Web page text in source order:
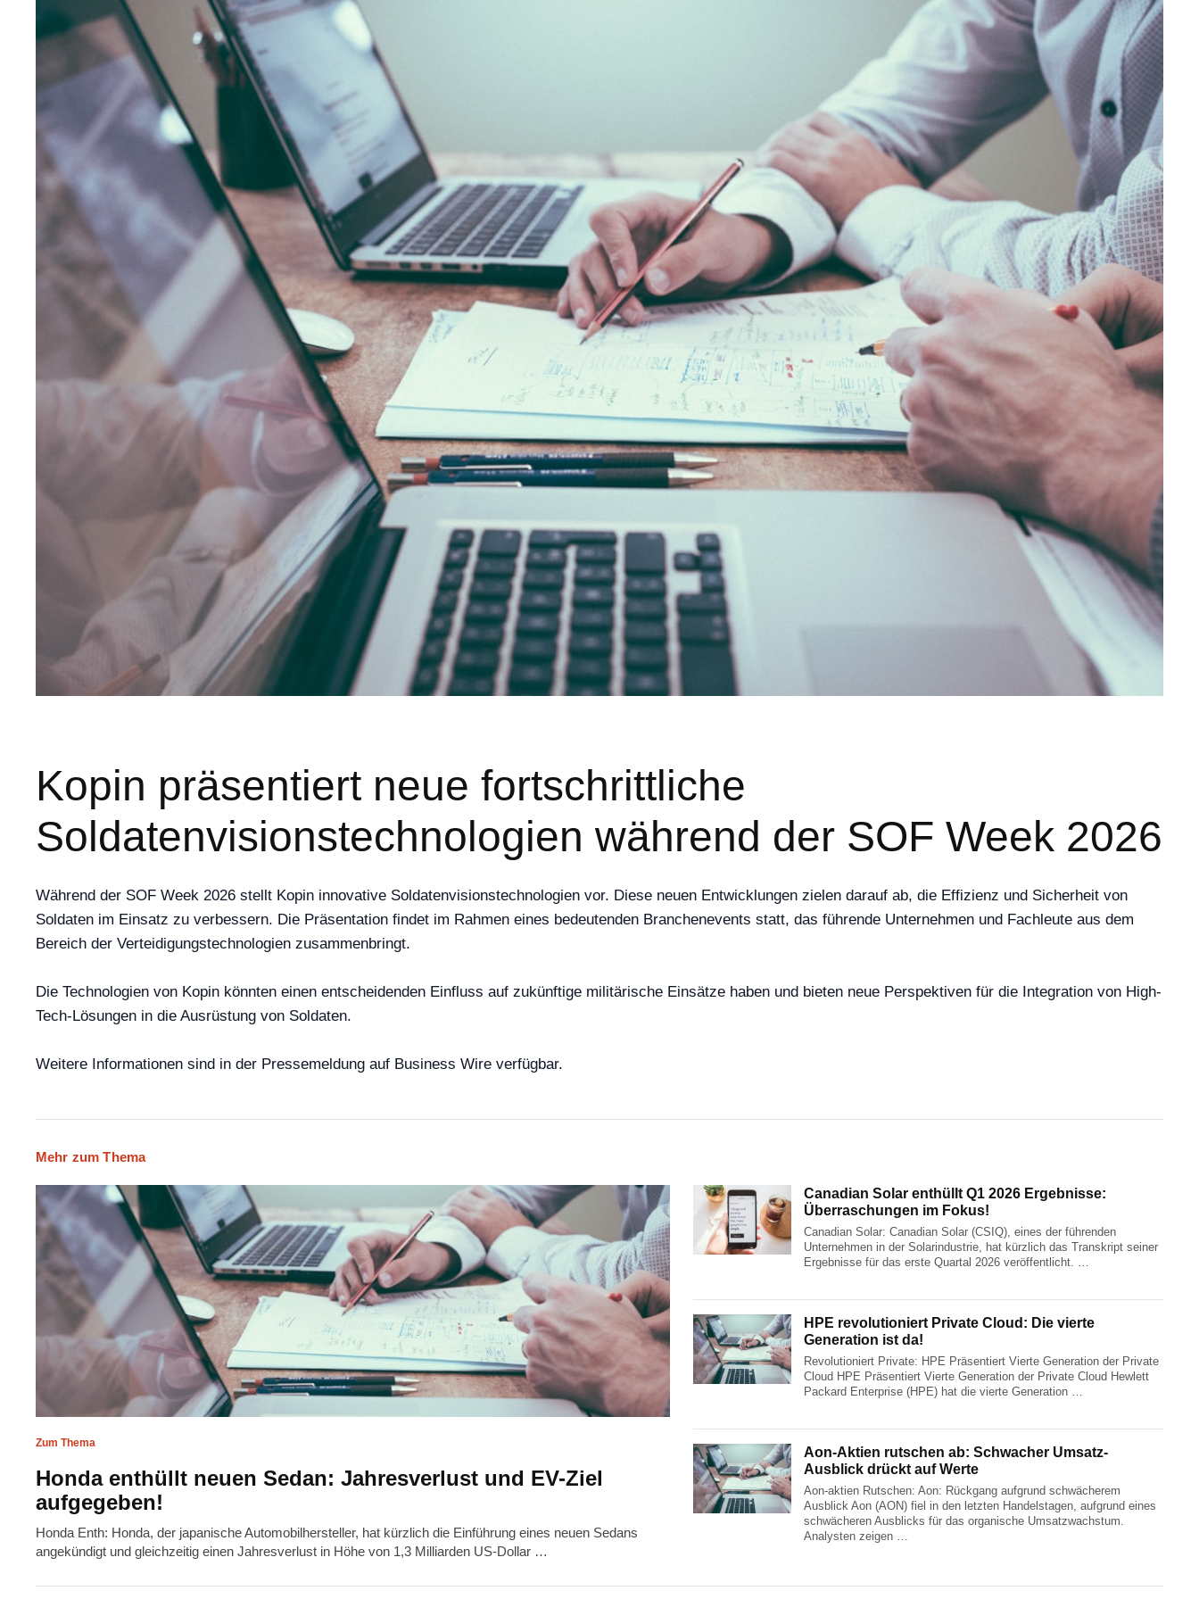
Kopin präsentiert neue fortschrittliche
Soldatenvisionstechnologien während der SOF Week 2026
Während der SOF Week 2026 stellt Kopin innovative Soldatenvisionstechnologien vor. Diese neuen Entwicklungen zielen darauf ab, die Effizienz und Sicherheit von
Soldaten im Einsatz zu verbessern. Die Präsentation findet im Rahmen eines bedeutenden Branchenevents statt, das führende Unternehmen und Fachleute aus dem
Bereich der Verteidigungstechnologien zusammenbringt.
Die Technologien von Kopin könnten einen entscheidenden Einfluss auf zukünftige militärische Einsätze haben und bieten neue Perspektiven für die Integration von High-
Tech-Lösungen in die Ausrüstung von Soldaten.
Weitere Informationen sind in der Pressemeldung auf Business Wire verfügbar.
Mehr zum Thema
Zum Thema
Honda enthüllt neuen Sedan: Jahresverlust und EV-Ziel
aufgegeben!
Honda Enth: Honda, der japanische Automobilhersteller, hat kürzlich die Einführung eines neuen Sedans
angekündigt und gleichzeitig einen Jahresverlust in Höhe von 1,3 Milliarden US-Dollar …
Canadian Solar enthüllt Q1 2026 Ergebnisse:
Überraschungen im Fokus!
Canadian Solar: Canadian Solar (CSIQ), eines der führenden
Unternehmen in der Solarindustrie, hat kürzlich das Transkript seiner
Ergebnisse für das erste Quartal 2026 veröffentlicht. …
HPE revolutioniert Private Cloud: Die vierte
Generation ist da!
Revolutioniert Private: HPE Präsentiert Vierte Generation der Private
Cloud HPE Präsentiert Vierte Generation der Private Cloud Hewlett
Packard Enterprise (HPE) hat die vierte Generation …
Aon-Aktien rutschen ab: Schwacher Umsatz-
Ausblick drückt auf Werte
Aon-aktien Rutschen: Aon: Rückgang aufgrund schwächerem
Ausblick Aon (AON) fiel in den letzten Handelstagen, aufgrund eines
schwächeren Ausblicks für das organische Umsatzwachstum.
Analysten zeigen …